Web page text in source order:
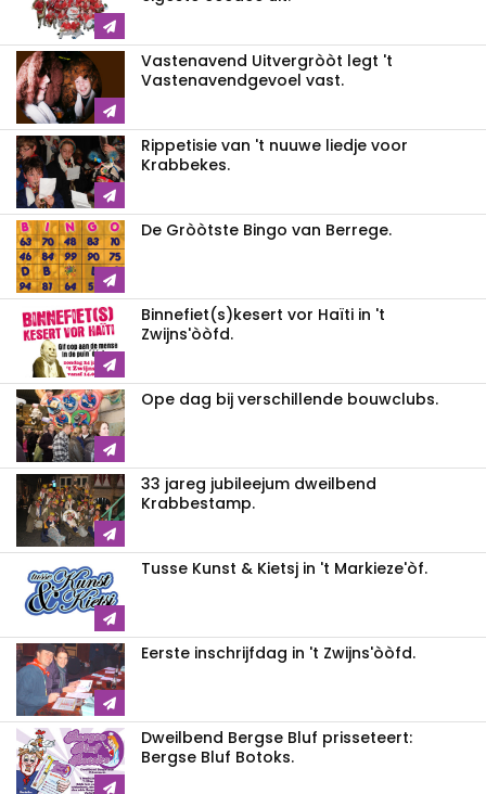
Vastenavend Uitvergròòt legt 't
Vastenavendgevoel vast.
Rippetisie van 't nuuwe liedje voor
Krabbekes.
De Gròòtste Bingo van Berrege.
Binnefiet(s)kesert vor Haïti in 't
Zwijns'òòfd.
Ope dag bij verschillende bouwclubs.
33 jareg jubileejum dweilbend
Krabbestamp.
Tusse Kunst & Kietsj in 't Markieze'òf.
Eerste inschrijfdag in 't Zwijns'òòfd.
Dweilbend Bergse Bluf prisseteert:
Bergse Bluf Botoks.